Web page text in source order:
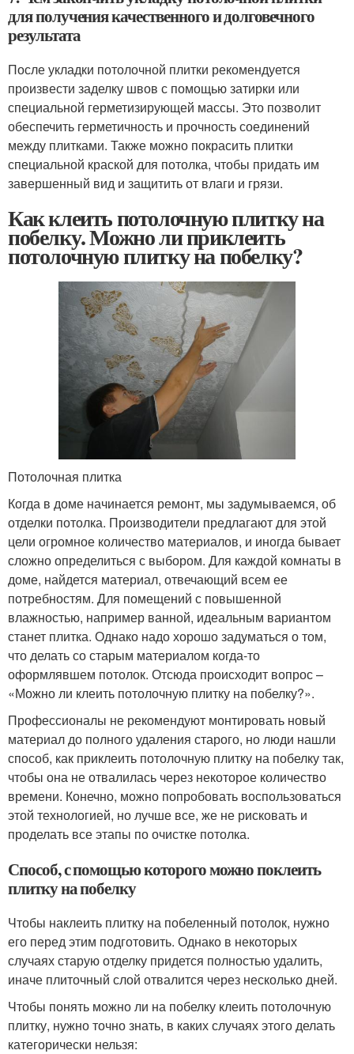
для получения качественного и долговечного
результата
После укладки потолочной плитки рекомендуется
произвести заделку швов с помощью затирки или
специальной герметизирующей массы. Это позволит
обеспечить герметичность и прочность соединений
между плитками. Также можно покрасить плитки
специальной краской для потолка, чтобы придать им
завершенный вид и защитить от влаги и грязи.
Как клеить потолочную плитку на
побелку. Можно ли приклеить
потолочную плитку на побелку?
Потолочная плитка
Когда в доме начинается ремонт, мы задумываемся, об
отделки потолка. Производители предлагают для этой
цели огромное количество материалов, и иногда бывает
сложно определиться с выбором. Для каждой комнаты в
доме, найдется материал, отвечающий всем ее
потребностям. Для помещений с повышенной
влажностью, например ванной, идеальным вариантом
станет плитка. Однако надо хорошо задуматься о том,
что делать со старым материалом когда-то
оформлявшем потолок. Отсюда происходит вопрос –
«Можно ли клеить потолочную плитку на побелку?».
Профессионалы не рекомендуют монтировать новый
материал до полного удаления старого, но люди нашли
способ, как приклеить потолочную плитку на побелку так,
чтобы она не отвалилась через некоторое количество
времени. Конечно, можно попробовать воспользоваться
этой технологией, но лучше все, же не рисковать и
проделать все этапы по очистке потолка.
Способ, с помощью которого можно поклеить
плитку на побелку
Чтобы наклеить плитку на побеленный потолок, нужно
его перед этим подготовить. Однако в некоторых
случаях старую отделку придется полностью удалить,
иначе плиточный слой отвалится через несколько дней.
Чтобы понять можно ли на побелку клеить потолочную
плитку, нужно точно знать, в каких случаях этого делать
категорически нельзя: